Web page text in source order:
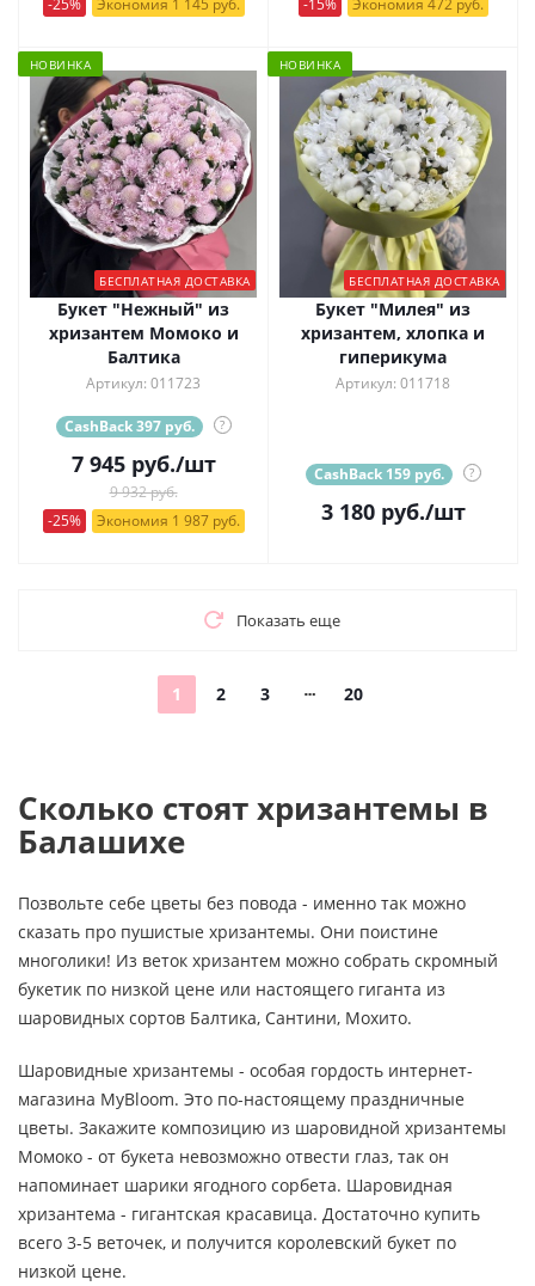
-25%
Экономия 1 145 руб.
-15%
Экономия 472 руб.
НОВИНКА
БЕСПЛАТНАЯ ДОСТАВКА
Букет "Нежный" из
хризантем Момоко и
Балтика
Артикул: 011723
CashBack 397 руб. ?
7 945руб./шт
9 932 руб.
-25%
Экономия 1 987 руб.
НОВИНКА
БЕСПЛАТНАЯ ДОСТАВКА
Букет "Милея" из
хризантем, хлопка и
гиперикума
Артикул: 011718
CashBack 159 руб. ?
3 180руб./шт
Показать еще
1 2 3 20
Сколько стоят хризантемы в
Балашихе
Позвольте себе цветы без повода - именно так можно
сказать про пушистые хризантемы. Они поистине
многолики! Из веток хризантем можно собрать скромный
букетик по низкой цене или настоящего гиганта из
шаровидных сортов Балтика, Сантини, Мохито.
Шаровидные хризантемы - особая гордость интернет-
магазина MyBloom. Это по-настоящему праздничные
цветы. Закажите композицию из шаровидной хризантемы
Момоко - от букета невозможно отвести глаз, так он
напоминает шарики ягодного сорбета. Шаровидная
хризантема - гигантская красавица. Достаточно купить
всего 3-5 веточек, и получится королевский букет по
низкой цене.